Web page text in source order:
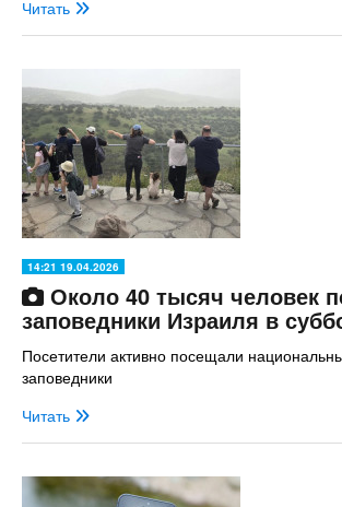
Читать
14:21 19.04.2026
Около 40 тысяч человек
заповедники Израиля в
Посетители активно посещали
заповедники
Читать